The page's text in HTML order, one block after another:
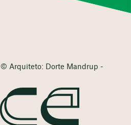
© Arquiteto: Dorte Mandrup -